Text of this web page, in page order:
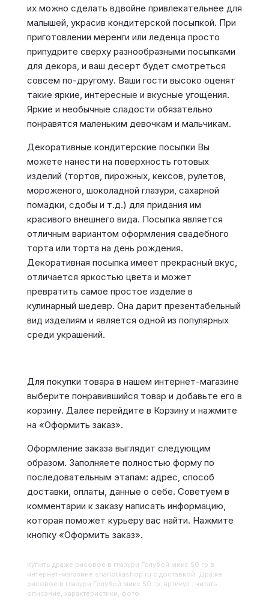
их можно сделать вдвойне привлекательнее для
малышей, украсив кондитерской посыпкой. При
приготовлении меренги или леденца просто
припудрите сверху разнообразными посыпками
для декора, и ваш десерт будет смотреться
совсем по-другому. Ваши гости высоко оценят
такие яркие, интересные и вкусные угощения.
Яркие и необычные сладости обязательно
понравятся маленьким девочкам и мальчикам.
Декоративные кондитерские посыпки Вы
можете нанести на поверхность готовых
изделий (тортов, пирожных, кексов, рулетов,
мороженого, шоколадной глазури, сахарной
помадки, сдобы и т.д.) для придания им
красивого внешнего вида. Посыпка является
отличным вариантом оформления свадебного
торта или торта на день рождения.
Декоративная посыпка имеет прекрасный вкус,
отличается яркостью цвета и может
превратить самое простое изделие в
кулинарный шедевр. Она дарит презентабельный
вид изделиям и является одной из популярных
среди украшений.
Для покупки товара в нашем интернет-магазине
выберите понравившийся товар и добавьте его в
корзину. Далее перейдите в Корзину и нажмите
на «Оформить заказ».
Оформление заказа выглядит следующим
образом. Заполняете полностью форму по
последовательным этапам: адрес, способ
доставки, оплаты, данные о себе. Советуем в
комментарии к заказу написать информацию,
которая поможет курьеру вас найти. Нажмите
кнопку «Оформить заказ».
Купить Драже рисовое в глазури Голубой микс 50 гр в
интернет-магазине sharlotkashop.ru с доставкой. Драже
рисовое в глазури Голубой микс 50 гр, артикул : читать
описание, характеристики, фото